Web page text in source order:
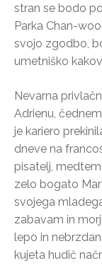
stran se bodo
Parka Chan-
svojo zgodbo,
umetniško
Nevarna
Adrienu,
je kariero
dneve na
pisatelj,
zelo bogato
svojega
zabavam in
lepo in
kujeta hudič